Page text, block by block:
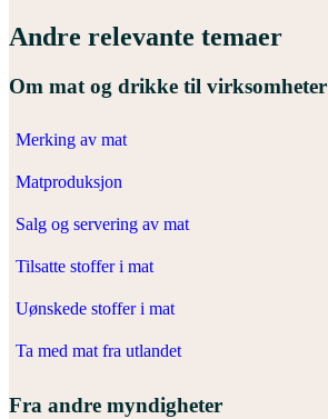
Andre relevante temaer
Om mat og drikke til virksomheter
Merking av mat
Matproduksjon
Salg og servering av mat
Tilsatte stoffer i mat
Uønskede stoffer i mat
Ta med mat fra utlandet
Fra andre myndigheter